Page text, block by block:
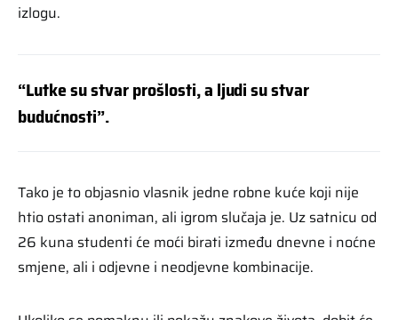
izlogu.
“Lutke su stvar prošlosti, a ljudi su stvar
budućnosti”.
Tako je to objasnio vlasnik jedne robne kuće koji nije
htio ostati anoniman, ali igrom slučaja je. Uz satnicu od
26 kuna studenti će moći birati između dnevne i noćne
smjene, ali i odjevne i neodjevne kombinacije.